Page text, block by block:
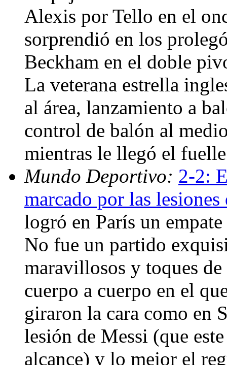
Alexis por Tello en el
sorprendió en los
Beckham en el doble
La veterana estrella
al área, lanzamiento a
control de balón al
mientras le llegó el
Mundo Deportivo: 2-2:
marcado por las
logró en París un
No fue un partido
maravillosos y toques
cuerpo a cuerpo en el
giraron la cara como en
lesión de Messi (que
alcance) y lo mejor el